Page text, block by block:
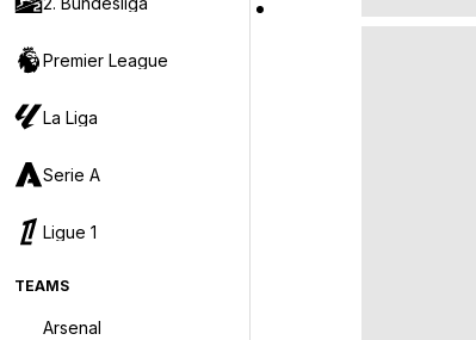
Premier League
La Liga
Serie A
Ligue 1
TEAMS
Arsenal